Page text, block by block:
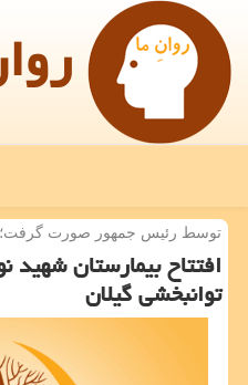
توسط رئیس جمهور صورت گرفت؛
افتتاح بیمارستان شهید
توانبخشی گیلان